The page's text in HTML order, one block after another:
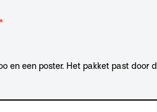
en een poster. Het pakket past door